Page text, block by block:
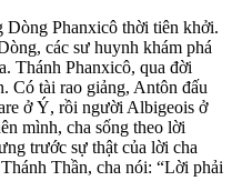
Dòng Phanxicô thời tiên khởi.
các sư huynh khám phá
Thánh Phanxicô, qua đời
Có tài rao giảng, Antôn đấu
ở Ý, rồi người Albigeois ở
mình, cha sống theo lời
trước sự thật của lời cha
Thần, cha nói: “Lời phải